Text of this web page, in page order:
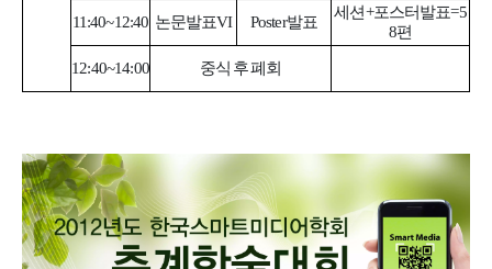
11:40~12:40 논문발표VI Poster발표
세션+포스터발표=5
8편
12:40~14:00 중식 후 폐회